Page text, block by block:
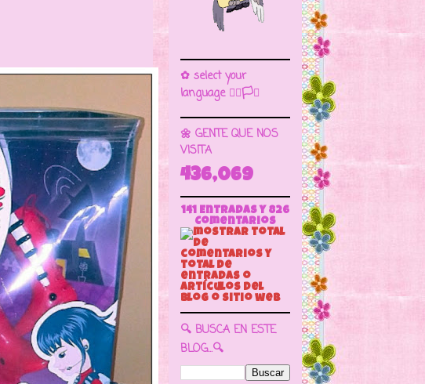
✿ select your
language 🏳️‍🌈🏳️🏁
🌼 GENTE QUE NOS
VISITA
436,069
141 Entradas y 826
Comentarios
🔍 BUSCA EN ESTE
BLOG...🔍